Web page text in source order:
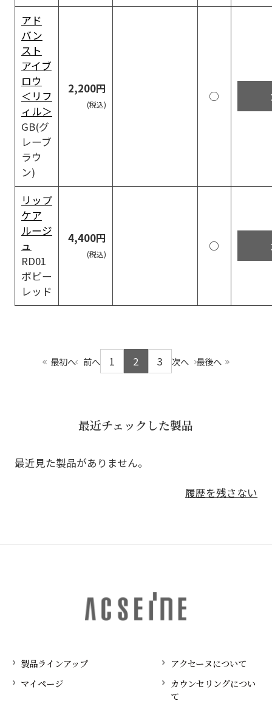
アド
バン
スト
アイブ
ロウ
＜リフ
ィル＞
GB(グ
レーブ
ラウ
ン)
2,200円
○
リップ
ケア
ルージ
ュ
RD01
ポピー
レッド
4,400円
○
最初へ 前へ 1 2 3 次へ 最後へ
最近チェックした製品
最近見た製品がありません。
履歴を残さない
製品ラインアップ
アクセーヌについて
マイページ
カウンセリングについ
て